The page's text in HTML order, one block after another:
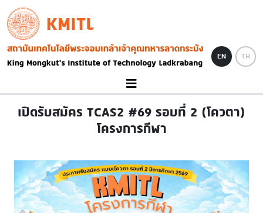
Skip to main content
KMITL
Image
EN TH
เปิดรับสมัคร TCAS2 #69 รอบที่ 2 (โควตา)
โครงการกีฬา